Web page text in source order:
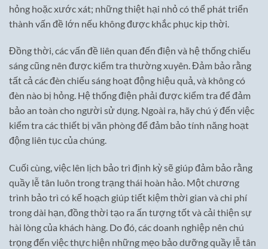
hỏng hoặc xước xát; những thiệt hại nhỏ có thể phát triển
thành vấn đề lớn nếu không được khắc phục kịp thời.
Đồng thời, các vấn đề liên quan đến điện và hệ thống chiếu
sáng cũng nên được kiểm tra thường xuyên. Đảm bảo rằng
tất cả các đèn chiếu sáng hoạt động hiệu quả, và không có
đèn nào bị hỏng. Hệ thống điện phải được kiểm tra để đảm
bảo an toàn cho người sử dụng. Ngoài ra, hãy chú ý đến việc
kiểm tra các thiết bị văn phòng để đảm bảo tính năng hoạt
động liên tục của chúng.
Cuối cùng, việc lên lịch bảo trì định kỳ sẽ giúp đảm bảo rằng
quầy lễ tân luôn trong trạng thái hoàn hảo. Một chương
trình bảo trì có kế hoạch giúp tiết kiệm thời gian và chi phí
trong dài hạn, đồng thời tạo ra ấn tượng tốt và cải thiện sự
hài lòng của khách hàng. Do đó, các doanh nghiệp nên chú
trọng đến việc thực hiện những mẹo bảo dưỡng quầy lễ tân